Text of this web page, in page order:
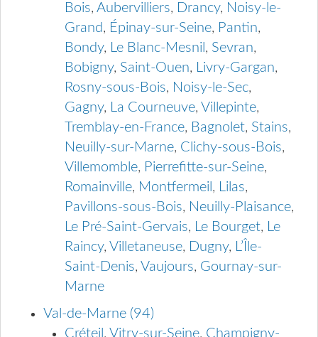
Bois, Aubervilliers, Drancy, Noisy-le-
Grand, Épinay-sur-Seine, Pantin,
Bondy, Le Blanc-Mesnil , Sevran,
Bobigny, Saint-Ouen, Livry-Gargan,
Rosny-sous-Bois, Noisy-le-Sec,
Gagny, La Courneuve, Villepinte,
Tremblay-en-France, Bagnolet, Stains,
Neuilly-sur-Marne, Clichy-sous-Bois,
Villemomble, Pierrefitte-sur-Seine,
Romainville, Montfermeil , Lilas,
Pavillons-sous-Bois, Neuilly-Plaisance,
Le Pré-Saint-Gervais, Le Bourget, Le
Raincy, Villetaneuse, Dugny, L’Île-
Saint-Denis, Vaujours, Gournay-sur-
Marne
Val-de-Marne (94)
Créteil , Vitry-sur-Seine, Champigny-